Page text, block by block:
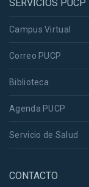
SERVICIOS PUCP
Campus Virtual
Correo PUCP
Biblioteca
Agenda PUCP
Servicio de Salud
CONTACTO